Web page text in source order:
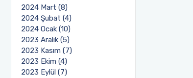
2024 Mart (8)
2024 Şubat (4)
2024 Ocak (10)
2023 Aralık (5)
2023 Kasım (7)
2023 Ekim (4)
2023 Eylül (7)